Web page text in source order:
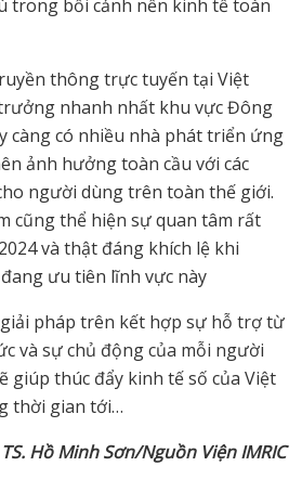
trong bối cảnh nền kinh tế toàn
thông trực tuyến tại Việt
nhanh nhất khu vực Đông
càng có nhiều nhà phát triển ứng
ảnh hưởng toàn cầu với các
người dùng trên toàn thế giới.
cũng thể hiện sự quan tâm rất
và thật đáng khích lệ khi
ưu tiên lĩnh vực này
pháp trên kết hợp sự hỗ trợ từ
và sự chủ động của mỗi người
giúp thúc đẩy kinh tế số của Việt
thời gian tới…
TS. Hồ Minh Sơn/Nguồn Viện IMRIC